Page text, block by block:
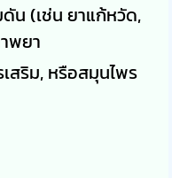
น (เช่น ยาแก้หวัด,
พยา
สริม, หรือสมุนไพร